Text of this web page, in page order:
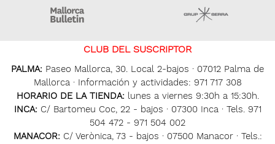
CLUB DEL SUSCRIPTOR
PALMA: Paseo Mallorca, 30. Local 2-bajos · 07012 Palma de
Mallorca · Información y actividades: 971 717 308
HORARIO DE LA TIENDA: lunes a viernes 9:30h a 15:30h.
INCA: C/ Bartomeu Coc, 22 - bajos · 07300 Inca · Tels. 971
504 472 - 971 504 002
MANACOR: C/ Verònica, 73 - bajos · 07500 Manacor · Tels.: